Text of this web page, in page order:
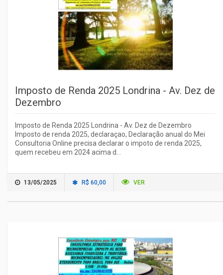
Imposto de Renda 2025 Londrina - Av. Dez de
Dezembro
Imposto de Renda 2025 Londrina - Av. Dez de Dezembro
Imposto de renda 2025, declaraçao, Declaração anual do Mei
Consultoria Online precisa declarar o impoto de renda 2025,
quem recebeu em 2024 acima d...
13/05/2025 R$ 60,00 VER